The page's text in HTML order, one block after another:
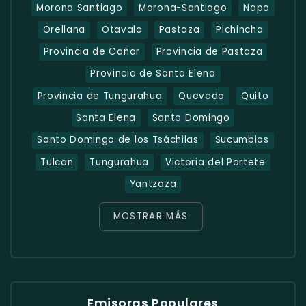
Morona Santiago Morona-Santiago
Napo
Orellana
Otavalo Pastaza
Pichincha
Provincia de Cañar
Provincia de Pastaza
Provincia de Santa Elena
Provincia de Tungurahua
Quevedo
Quito
Santa Elena
Santo Domingo
Santo Domingo de los Tsáchilas
Sucumbios
Tulcan
Tungurahua
Victoria del Portete
Yantzaza
MOSTRAR MÁS